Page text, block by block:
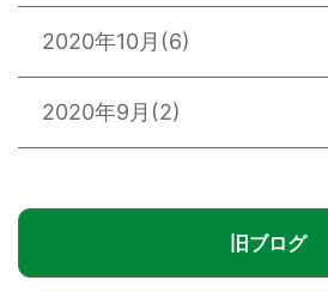
2020年10月 (6)
2020年9月 (2)
旧ブログ